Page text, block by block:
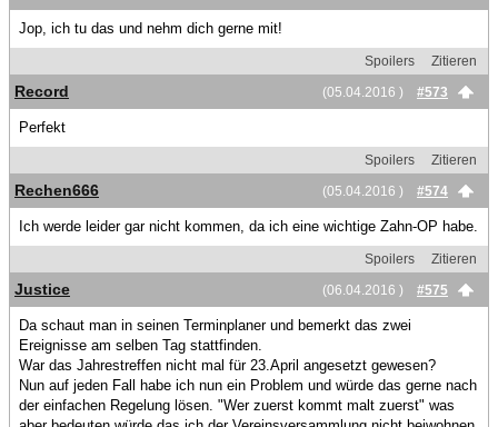
Jop, ich tu das und nehm dich gerne mit!
Spoilers
Zitieren
(05.04.2016 )
#573
Record
Perfekt
Spoilers
Zitieren
(05.04.2016 )
#574
Rechen666
Ich werde leider gar nicht kommen, da ich eine wichtige Zahn-OP habe.
Spoilers
Zitieren
(06.04.2016 )
#575
Justice
Da schaut man in seinen Terminplaner und bemerkt das zwei
Ereignisse am selben Tag stattfinden.
War das Jahrestreffen nicht mal für 23.April angesetzt gewesen?
Nun auf jeden Fall habe ich nun ein Problem und würde das gerne nach
der einfachen Regelung lösen. "Wer zuerst kommt malt zuerst" was